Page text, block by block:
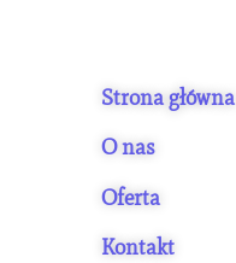
Strona główna
O nas
Oferta
Kontakt